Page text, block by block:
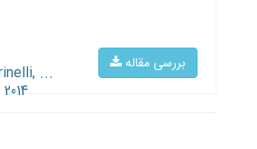
بررسی مقاله
Marinelli, ...
2014